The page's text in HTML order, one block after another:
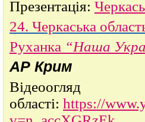
Презентація:
24. Черкаська
Руханка “Наша
АР Крим
Відеоогляд
області: https://